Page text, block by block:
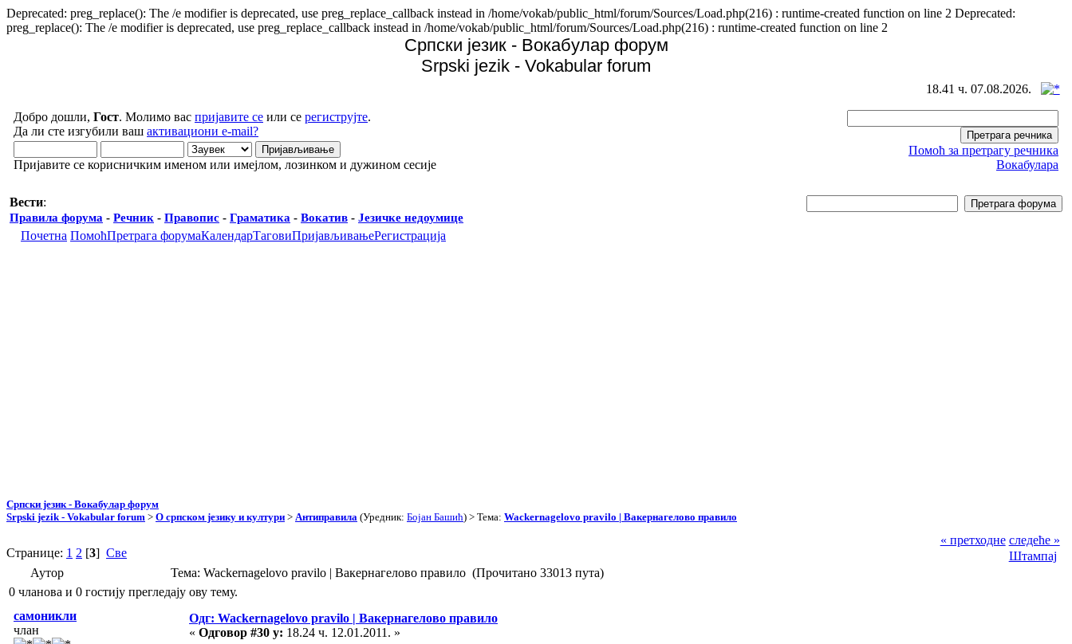
Deprecated: preg_replace(): The /e modifier is deprecated, use preg_replace_callback instead in /home/vokab/public_html/forum/Sources/Load.php(216) : runtime-created function on line 2 Deprecated:
preg_replace(): The /e modifier is deprecated, use preg_replace_callback instead in /home/vokab/public_html/forum/Sources/Load.php(216) : runtime-created function on line 2
Српски језик - Вокабулар форум
Srpski jezik - Vokabular forum
18.41 ч. 07.08.2026.
Добро дошли, Гост. Молимо вас пријавите се или се региструјте.
Да ли сте изгубили ваш активациони e-mail?
Пријавите се корисничким именом или имејлом, лозинком и дужином сесије
Помоћ за претрагу речника
Вокабулара
Вести:
Правила форума - Речник - Правопис - Граматика - Вокатив - Језичке недоумице
Почетна ПомоћПретрага форумаКалендарТаговиПријављивањеРегистрација
Српски језик - Вокабулар форум
Srpski jezik - Vokabular forum > О српском језику и култури > Антиправила (Уредник: Бојан Башић) > Тема: Wackernagelovo pravilo | Вакернагелово правило
Странице: 1 2 [3] Све
« претходне следеће »
Штампај
Аутор
Тема: Wackernagelovo pravilo | Вакернагелово правило (Прочитано 33013 пута)
0 чланова и 0 гостију прегледају ову тему.
самоникли
члан
Одг: Wackernagelovo pravilo | Вакернагелово правило
« Одговор #30 у: 18.24 ч. 12.01.2011. »